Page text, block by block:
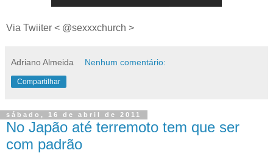
Via Twiiter < @sexxxchurch >
Adriano Almeida Nenhum comentário:
Compartilhar
sábado, 16 de abril de 2011
No Japão até terremoto tem que ser
com padrão